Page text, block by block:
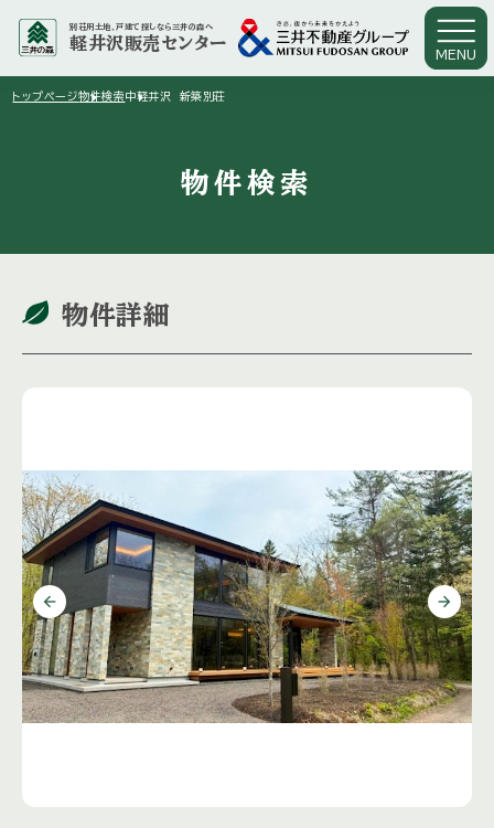
別荘用土地、戸建て探しなら三井の森へ
軽井沢販売センター
MENU
トップページ arrow_right
物件検索 arrow_right
中軽井沢 新築別荘
物件検索
物件詳細